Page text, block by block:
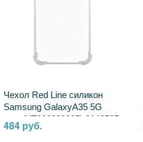
Чехол Red Line силикон
Samsung GalaxyA35 5G
проз(УТ000038225) 2146525
484 руб.